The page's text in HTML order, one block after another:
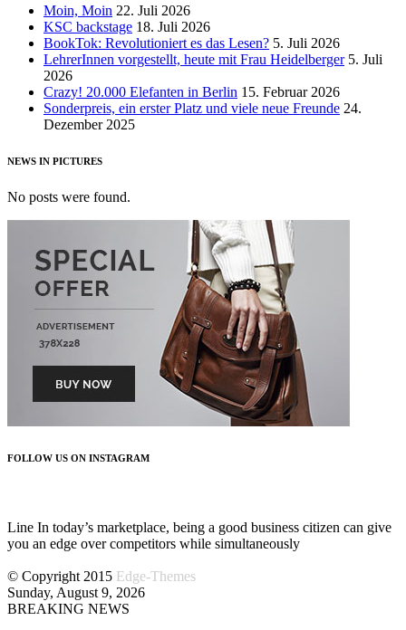
Moin, Moin 22. Juli 2026
KSC backstage 18. Juli 2026
BookTok: Revolutioniert es das Lesen? 5. Juli 2026
LehrerInnen vorgestellt, heute mit Frau Heidelberger 5. Juli
2026
Crazy! 20.000 Elefanten in Berlin 15. Februar 2026
Sonderpreis, ein erster Platz und viele neue Freunde 24.
Dezember 2025
NEWS IN PICTURES
No posts were found.
FOLLOW US ON INSTAGRAM
Line In today’s marketplace, being a good business citizen can give
you an edge over competitors while simultaneously
© Copyright 2015 Edge-Themes
Sunday, August 9, 2026
BREAKING NEWS